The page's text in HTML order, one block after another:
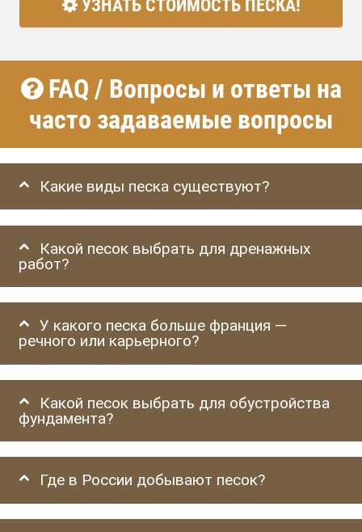
УЗНАТЬ СТОИМОСТЬ ПЕСКА!
FAQ / Вопросы и ответы на
часто задаваемые вопросы
Какие виды песка существуют?
Какой песок выбрать для дренажных
работ?
У какого песка больше франция —
речного или карьерного?
Какой песок выбрать для обустройства
фундамента?
Где в России добывают песок?